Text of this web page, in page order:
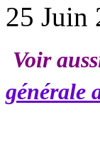
25 Juin
Voir
générale